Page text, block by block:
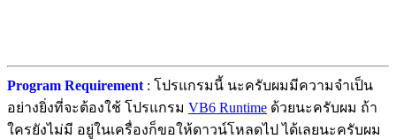
Program Requirement: โปรแกรมนี้ นะครับผมมีความจำเป็น
อย่างยิ่งที่จะต้องใช้ โปรแกรม VB6 Runtime ด้วยนะครับผม ถ้า
ใครยังไม่มี อยู่ในเครื่องก็ขอให้ดาวน์โหลดไป ได้เลยนะครับผม